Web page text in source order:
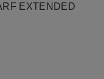
EXTENDED